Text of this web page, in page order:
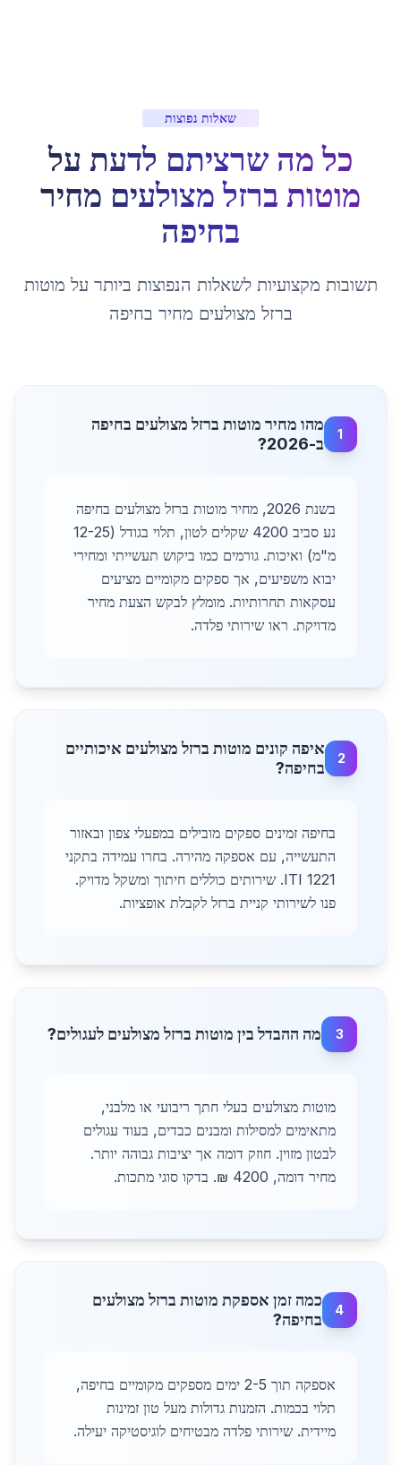
שאלות נפוצות
כל מה שרציתם לדעת על
מוטות ברזל מצולעים מחיר
בחיפה
תשובות מקצועיות לשאלות הנפוצות ביותר על מוטות
ברזל מצולעים מחיר בחיפה
1
מהו מחיר מוטות ברזל מצולעים בחיפה
ב-2026?
בשנת 2026, מחיר מוטות ברזל מצולעים בחיפה
נע סביב 4200 שקלים לטון, תלוי בגודל (12-25
מ"מ) ואיכות. גורמים כמו ביקוש תעשייתי ומחירי
יבוא משפיעים, אך ספקים מקומיים מציעים
עסקאות תחרותיות. מומלץ לבקש הצעת מחיר
מדויקת. ראו שירותי פלדה.
2
איפה קונים מוטות ברזל מצולעים איכותיים
בחיפה?
בחיפה זמינים ספקים מובילים במפעלי צפון ובאזור
התעשייה, עם אספקה מהירה. בחרו עמידה בתקני
ITI 1221. שירותים כוללים חיתוך ומשקל מדויק.
פנו לשירותי קניית ברזל לקבלת אופציות.
3 מה ההבדל בין מוטות ברזל מצולעים לעגולים?
מוטות מצולעים בעלי חתך ריבועי או מלבני,
מתאימים למסילות ומבנים כבדים, בעוד עגולים
לבטון מזוין. חוזק דומה אך יציבות גבוהה יותר.
מחיר דומה, 4200 ₪. בדקו סוגי מתכות.
4
כמה זמן אספקת מוטות ברזל מצולעים
בחיפה?
אספקה תוך 2-5 ימים מספקים מקומיים בחיפה,
תלוי בכמות. הזמנות גדולות מעל טון זמינות
מיידית. שירותי פלדה מבטיחים לוגיסטיקה יעילה.